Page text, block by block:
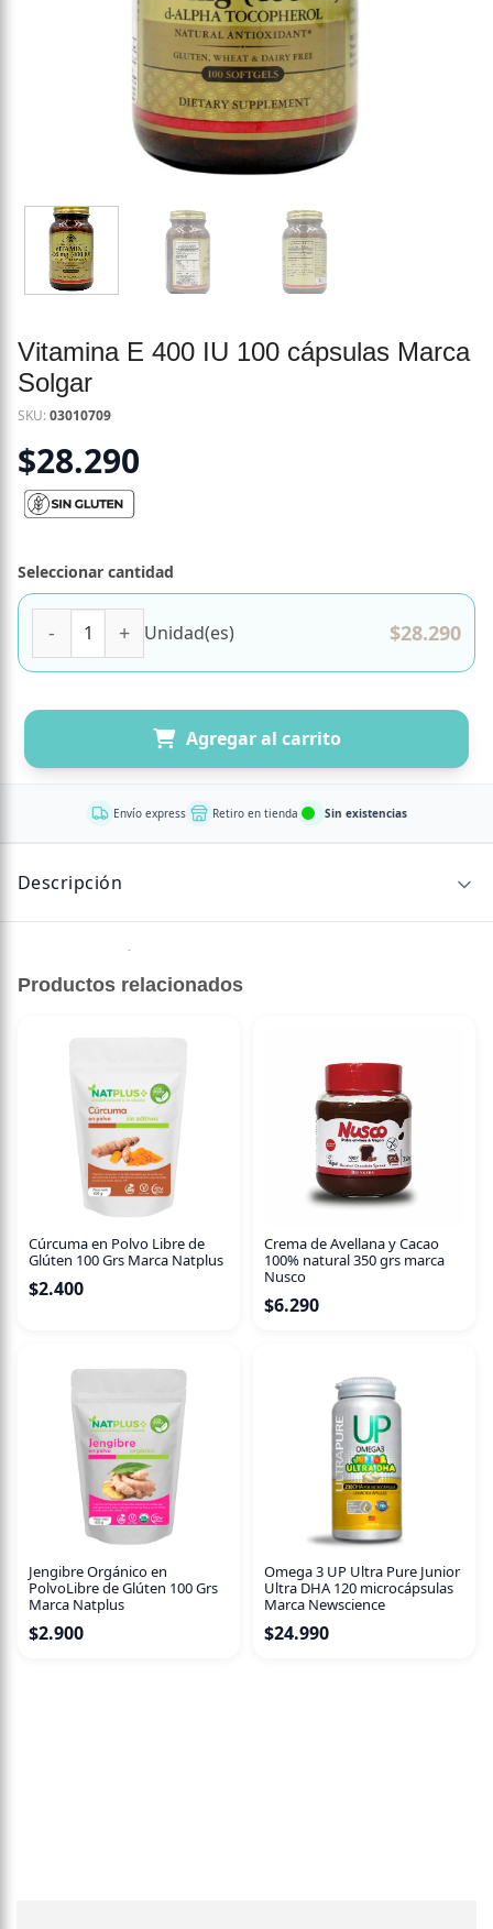
Vitamina E 400 IU 100 cápsulas Marca
Solgar
SKU:03010709
$28.290
Seleccionar cantidad
Unidad(es) $28.290
Agregar al carrito
Envío express Retiro en tienda Sin existencias
Descripción
Sin descripción disponible.
Productos relacionados
Cúrcuma en Polvo Libre de
Glúten 100 Grs Marca Natplus
$2.400
Crema de Avellana y Cacao
100% natural 350 grs marca
Nusco
$6.290
Jengibre Orgánico en
PolvoLibre de Glúten 100 Grs
Marca Natplus
$2.900
Omega 3 UP Ultra Pure Junior
Ultra DHA 120 microcápsulas
Marca Newscience
$24.990